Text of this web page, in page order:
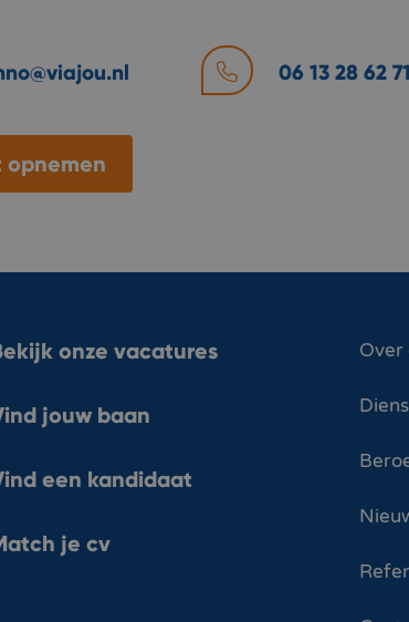
06 13 28 62 71
onze vacatures
jouw baan
een kandidaat
je cv
Over